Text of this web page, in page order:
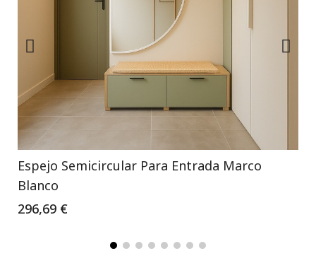
Espejo Semicircular Para Entrada Marco
Blanco
296,69 €